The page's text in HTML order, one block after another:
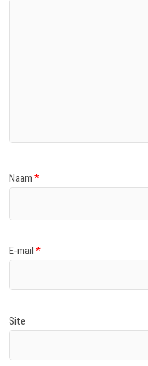
Naam*
E-mail*
Site